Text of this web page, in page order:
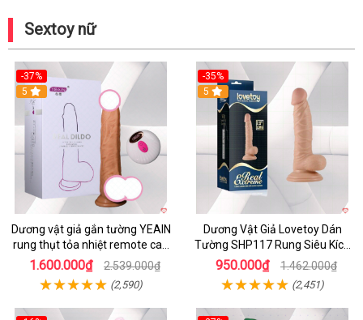
Sextoy nữ
-37%
5
Dương vật giả gắn tường YEAIN
rung thụt tỏa nhiệt remote cao
cấp
1.600.000₫ 2.539.000₫
(2,590)
-35%
5
Dương Vật Giả Lovetoy Dán
Tường SHP117 Rung Siêu Kích
Thích
950.000₫ 1.462.000₫
(2,451)